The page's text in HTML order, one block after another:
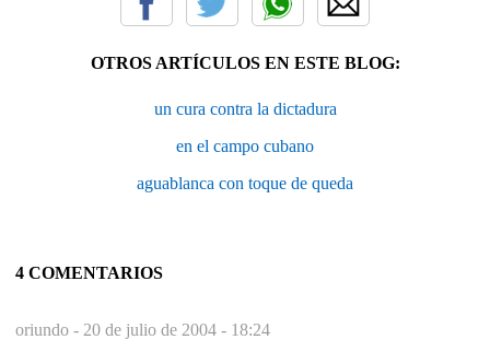
OTROS ARTÍCULOS EN ESTE BLOG:
un cura contra la dictadura
en el campo cubano
aguablanca con toque de queda
4 COMENTARIOS
oriundo - 20 de julio de 2004 - 18:24